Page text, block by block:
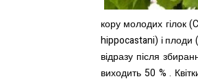
кору молодих гілок
hippocastani) і плоди
відразу після
виходить 50 % .